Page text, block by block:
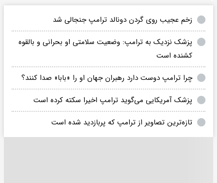
زخم عجیب روی گردن دونالد ترامپ جنجالی شد
پزشک نزدیک به ترامپ: وضعیت سلامتی او بحرانی و بالقوه
کشنده است
چرا ترامپ دوست دارد رهبران جهان او را «بابا» ‌صدا کنند؟
پزشک آمریکایی می‌گوید ترامپ اخیرا سکته کرده است
تازه‌ترین تصاویر از ترامپ که پربازدید شده است